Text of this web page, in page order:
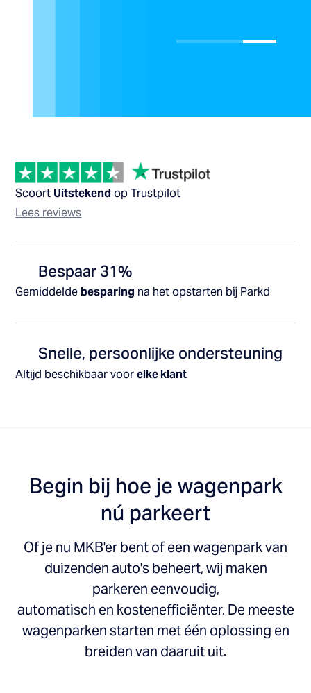
Scoort Uitstekend op Trustpilot
Lees reviews
Bespaar 31%
Gemiddelde besparing na het opstarten bij Parkd
Snelle, persoonlijke ondersteuning
Altijd beschikbaar voorelke klant
Begin bij hoe je wagenpark
nú parkeert
Of je nu MKB'er bent of een wagenpark van
duizenden auto's beheert, wij maken
parkeren eenvoudig,
automatisch en kostenefficiënter. De meeste
wagenparken starten met één oplossing en
breiden van daaruit uit.